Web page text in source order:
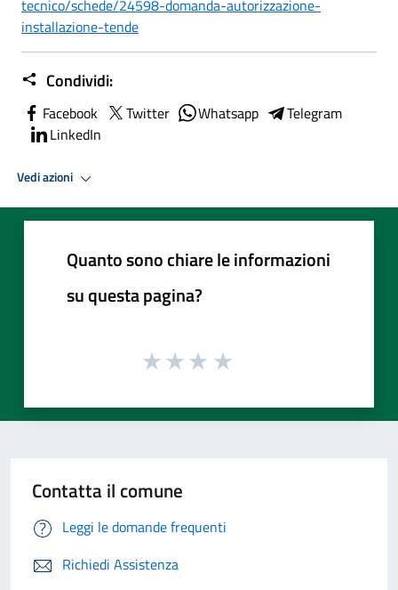
tecnico/schede/24598-domanda-autorizzazione-
installazione-tende
Condividi:
Facebook Twitter Whatsapp
Telegram
LinkedIn
Vedi azioni
Quanto sono chiare le informazioni
su questa pagina?
Contatta il comune
Leggi le domande frequenti
Richiedi Assistenza